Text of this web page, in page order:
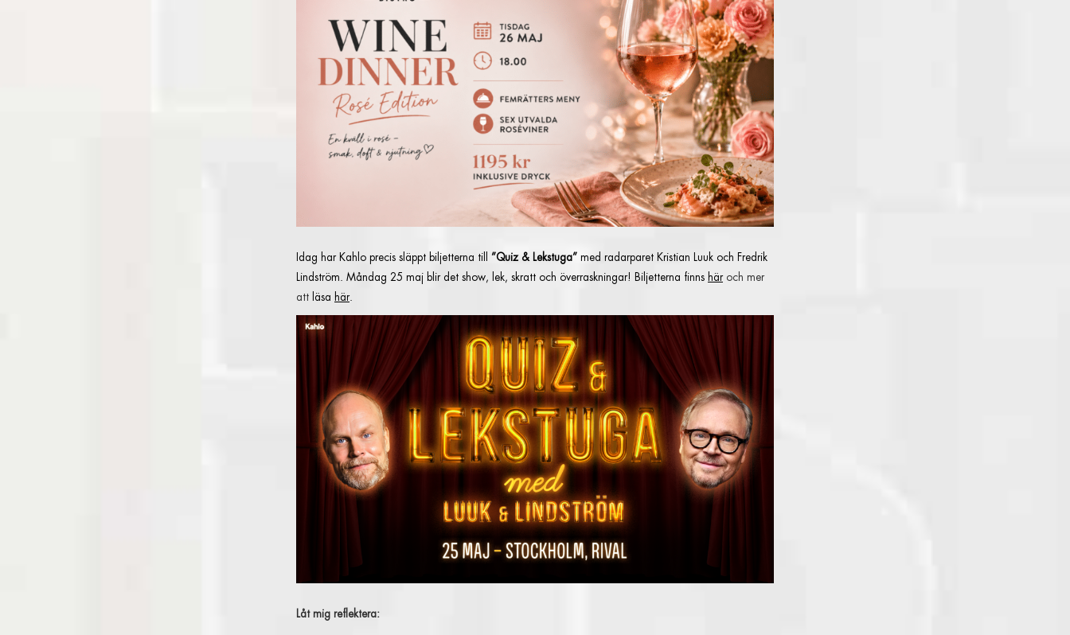
Idag har Kahlo precis släppt biljetterna till ”Quiz & Lekstuga” med radarparet Kristian Luuk och Fredrik
Lindström. Måndag 25 maj blir det show, lek, skratt och överraskningar! Biljetterna finns häroch mer
att läsa här.
Låt mig reflektera: